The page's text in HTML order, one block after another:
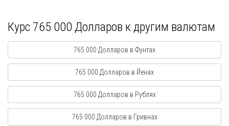
Курс 765 000 Долларов к другим валютам
765 000 Долларов в Фунтах
765 000 Долларов в Йенах
765 000 Долларов в Рублях
765 000 Долларов в Гривнах